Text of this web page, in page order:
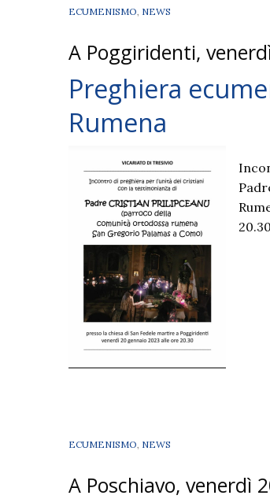
ECUMENISMO, NEWS
A Poggiridenti,
Preghiera
Rumena
ECUMENISMO NEWS
A Poschiavo, venerdì